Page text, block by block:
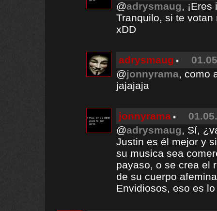
@adrysmaug, ¡Eres
Tranquilo, si te
xDD
adrysmaug
@jonnyrama, como
jajajaja
jonnyrama
@adrysmaug, Sí,
Justin es él mejor y
su musica sea
payaso, o se crea el
de su cuerpo
Envidiosos, eso es